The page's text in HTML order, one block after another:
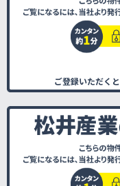
ご登録いただくと